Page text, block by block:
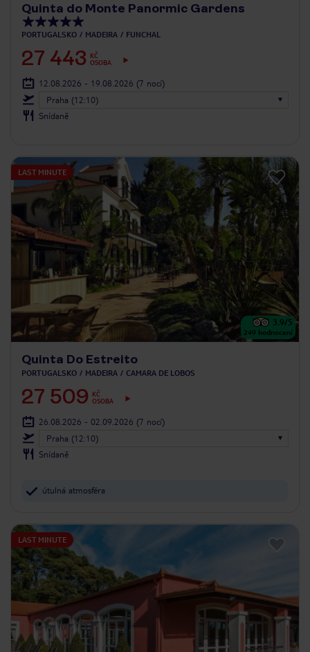
Quinta do Monte Panormic Gardens
PORTUGALSKO MADEIRA FUNCHAL
27 443
KČ
OSOBA
12.08.2026 - 19.08.2026 (7 nocí)
Praha (12:10)
Snídaně
LAST MINUTE
3.9/5
249 hodnocení
Quinta Do Estreito
PORTUGALSKO MADEIRA CAMARA DE LOBOS
27 509
KČ
OSOBA
26.08.2026 - 02.09.2026 (7 nocí)
Praha (12:10)
Snídaně
útulná atmosféra
LAST MINUTE